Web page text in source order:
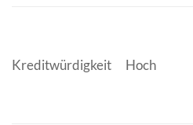
Kreditwürdigkeit Hoch